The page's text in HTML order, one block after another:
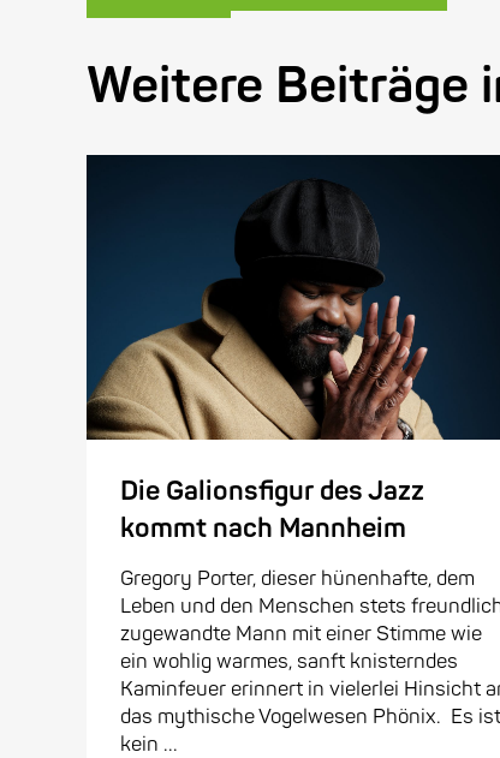
Weitere Beiträge
Die Galionsfigur des Jazz
kommt nach Mannheim
Gregory Porter, dieser hünenhafte, dem
Leben und den Menschen stets
zugewandte Mann mit einer Stimme wie
ein wohlig warmes, sanft knisterndes
Kaminfeuer erinnert in vielerlei Hinsicht
das mythische Vogelwesen Phönix. Es ist
kein ...